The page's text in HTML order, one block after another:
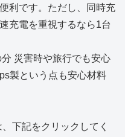
利です。ただし、同時充
充電を重視するなら1台
災害時や旅行でも安心
製という点も安心材料
下記をクリックしてく